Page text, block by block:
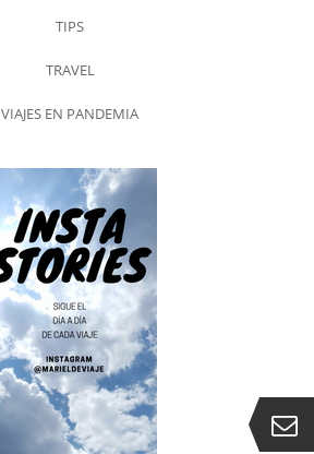
TIPS
TRAVEL
VIAJES EN PANDEMIA